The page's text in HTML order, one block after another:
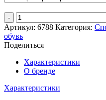
Количество
товара
Кроссовки
Антилопа
Артикул: 6788 Категория:
обувь
Поделиться
Характеристики
О бренде
Характеристики